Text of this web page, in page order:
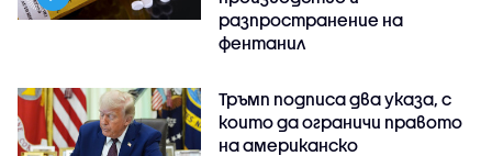
разпространение на
фентанил
Тръмп подписа два указа, с
които да ограничи правото
на американско